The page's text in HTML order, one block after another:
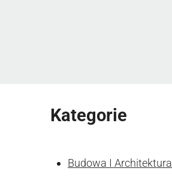
Kategorie
Budowa I Architektura